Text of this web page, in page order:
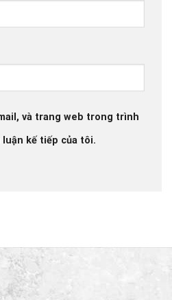
và trang web trong trình
kế tiếp của tôi.